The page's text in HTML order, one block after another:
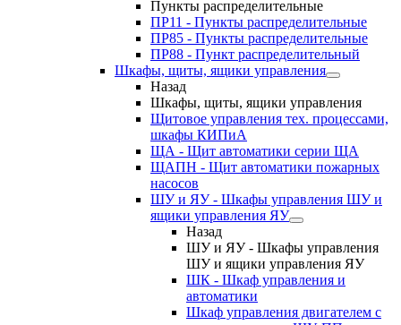
Пункты распределительные
ПР11 - Пункты распределительные
ПР85 - Пункты распределительные
ПР88 - Пункт распределительный
Шкафы, щиты, ящики управления
Назад
Шкафы, щиты, ящики управления
Щитовое управления тех. процессами,
шкафы КИПиА
ЩА - Щит автоматики серии ЩА
ЩАПН - Щит автоматики пожарных
насосов
ШУ и ЯУ - Шкафы управления ШУ и
ящики управления ЯУ
Назад
ШУ и ЯУ - Шкафы управления
ШУ и ящики управления ЯУ
ШК - Шкаф управления и
автоматики
Шкаф управления двигателем с